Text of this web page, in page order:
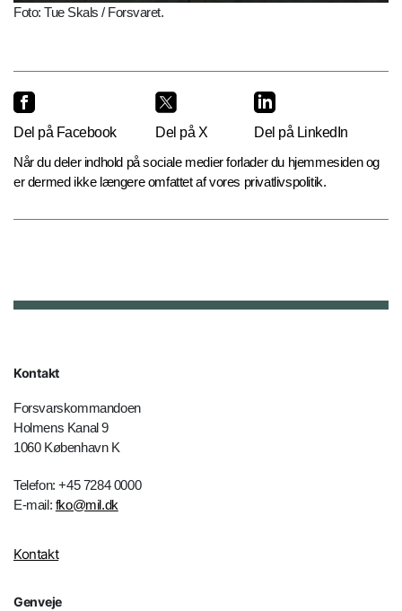
Foto: Tue Skals / Forsvaret.
Del på Facebook Del på X
Del på LinkedIn
Når du deler indhold på sociale medier forlader du hjemmesiden og
er dermed ikke længere omfattet af vores privatlivspolitik.
Kontakt
Forsvarskommandoen
Holmens Kanal 9
1060 København K
Telefon: +45 7284 0000
E-mail: fko@mil.dk
Kontakt
Genveje